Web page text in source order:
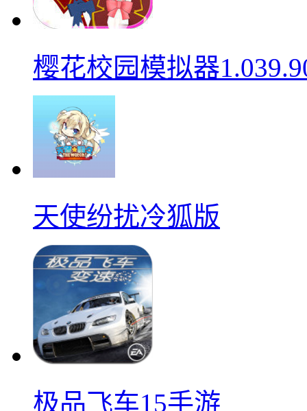
樱花校园模拟器
天使纷扰冷狐版
极品飞车15手游